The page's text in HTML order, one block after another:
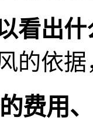
看出
的依
费用